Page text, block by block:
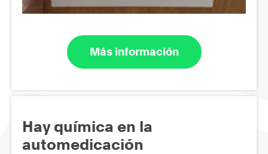
Más información
Hay química en la
automedicación